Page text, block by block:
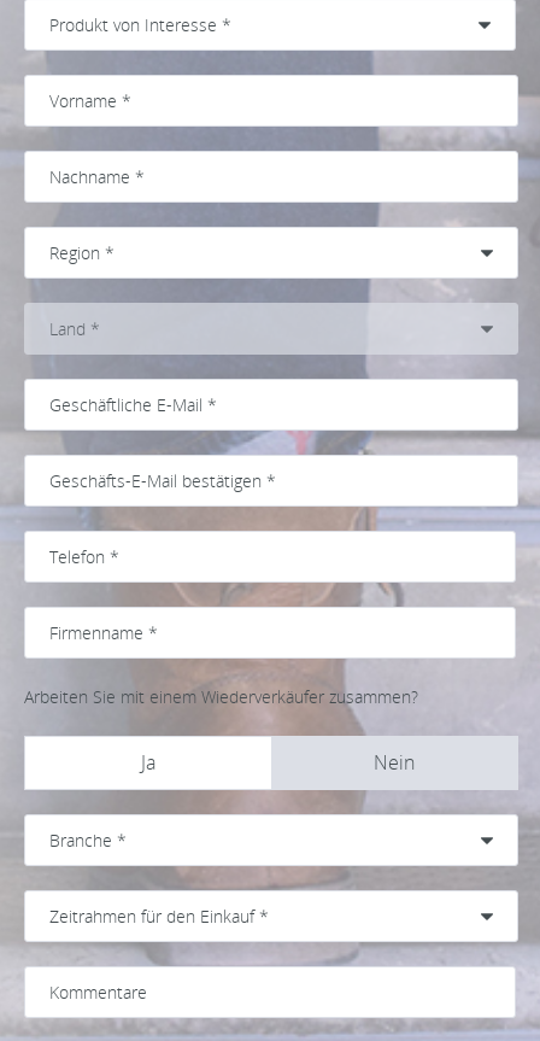
Arbeiten Sie mit einem Wiederverkäufer zusammen?
Ja Nein